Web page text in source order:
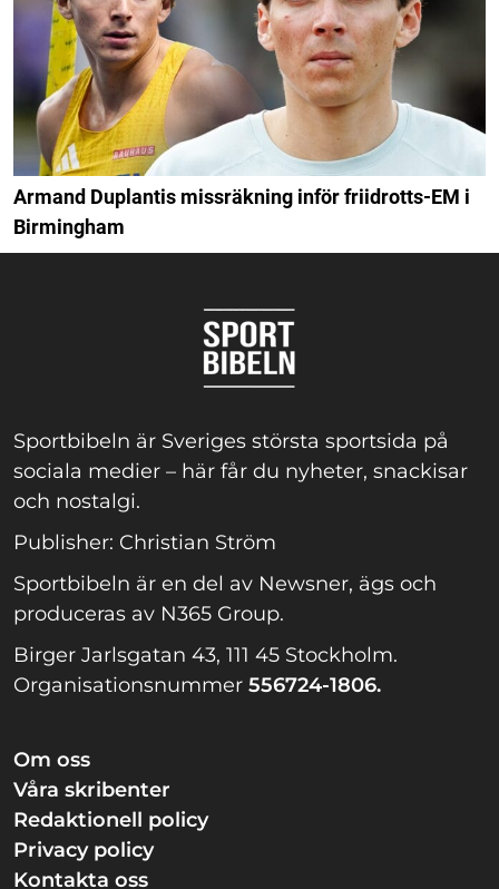
Armand Duplantis missräkning inför friidrotts-EM i
Birmingham
Sportbibeln är Sveriges största sportsida på
sociala medier – här får du nyheter, snackisar
och nostalgi.
Publisher: Christian Ström
Sportbibeln är en del av Newsner, ägs och
produceras av N365 Group.
Birger Jarlsgatan 43, 111 45 Stockholm.
Organisationsnummer 556724-1806.
Om oss
Våra skribenter
Redaktionell policy
Privacy policy
Kontakta oss